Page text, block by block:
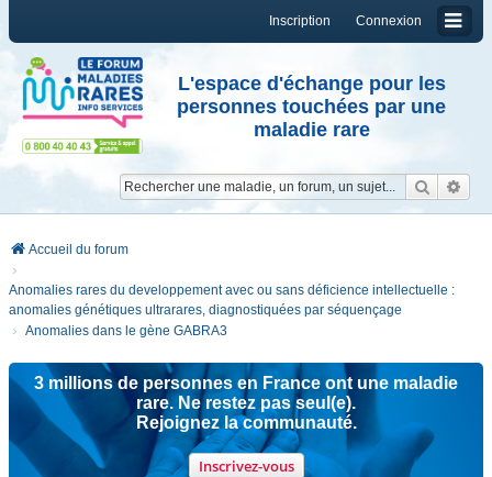
Connexion
Inscription
L'espace d'échange pour les
personnes touchées par une
maladie rare
Accueil du forum
Anomalies rares du developpement avec ou sans déficience intellectuelle :
anomalies génétiques ultrarares, diagnostiquées par séquençage
Anomalies dans le gène GABRA3
3 millions de personnes en France ont une maladie
rare. Ne restez pas seul(e).
Rejoignez la communauté.
Inscrivez-vous